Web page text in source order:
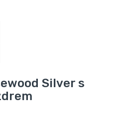
Silver s